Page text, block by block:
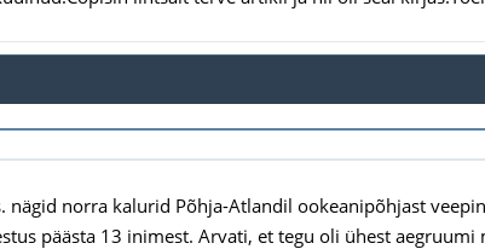
nägid norra kalurid Põhja-Atlandil ookeanipõhjast
päästa 13 inimest. Arvati, et tegu oli ühest